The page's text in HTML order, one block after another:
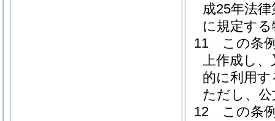
成25年法
に規定す
11
この条
上作成し
的に利用
ただし、
12
この条